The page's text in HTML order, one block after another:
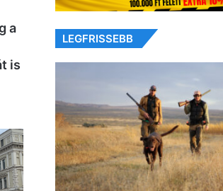
a
is
LEGFRISSEBB